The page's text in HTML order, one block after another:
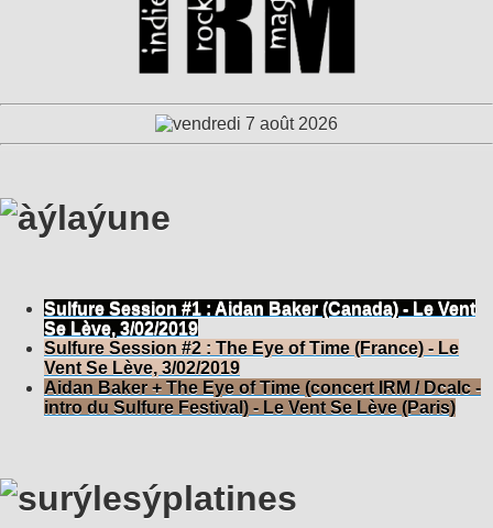
Sulfure Session #1 : Aidan Baker (Canada) - Le Vent
Se Lève, 3/02/2019
Sulfure Session #2 : The Eye of Time (France) - Le
Vent Se Lève, 3/02/2019
Aidan Baker + The Eye of Time (concert IRM / Dcalc -
intro du Sulfure Festival) - Le Vent Se Lève (Paris)